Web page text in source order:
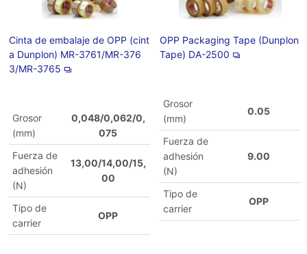
Cinta de embalaje de OPP (cint
a Dunplon) MR-3761/MR-376
3/MR-3765
Grosor
(mm)
0,048/0,062/0,
075
Fuerza de
adhesión
(N)
13,00/14,00/15,
00
Tipo de
carrier
OPP
OPP Packaging Tape (Dunplon
Tape) DA-2500
Grosor
(mm)
0.05
Fuerza de
adhesión
(N)
9.00
Tipo de
carrier
OPP